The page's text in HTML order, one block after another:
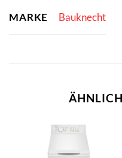
MARKE Bauknecht